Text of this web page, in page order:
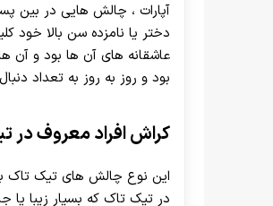
آپارات ، چالش هایی در بین
دختر یا نامزده سن بالا
عاشقانه های آن ها بود و آن
بود و روز به روز به تعداد
کراش افراد معروف در
این نوع چالش های تیک تاک
در تیک تاک که بسیار زیبا یا